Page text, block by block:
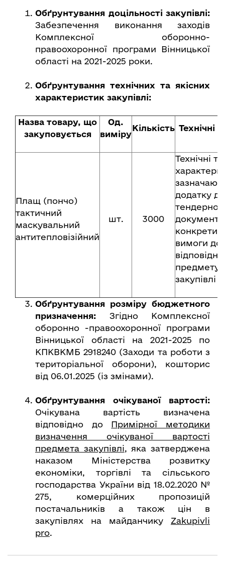
Обґрунтування доцільності закупівлі:
Забезпечення виконання заходів
Комплексної оборонно-
правоохоронної програми Вінницької
області на 2021-2025 роки.
Обґрунтування технічних та якісних
характеристик закупівлі:
Назва товару, що
закуповується
Од.
виміру
Кількість Технічні
Плащ (пончо)
тактичний
маскувальний
антитепловізійний
шт. 3000
Технічні та
додатку до
тендерної
вимоги до
предмету
закупівлі
Обґрунтування розміру бюджетного
призначення: Згідно Комплексної
оборонно -правоохоронної програми
Вінницької області на 2021-2025 по
КПКВКМБ 2918240 (Заходи та роботи з
територіальної оборони), кошторис
від 06.01.2025 (із змінами).
Обґрунтування очікуваної вартості:
Очікувана вартість визначена
відповідно до Примірної методики
визначення очікуваної вартості
предмета закупівлі, яка затверджена
наказом Міністерства розвитку
економіки, торгівлі та сільського
господарства України від 18.02.2020 №
275, комерційних пропозицій
постачальників а також цін в
закупівлях на майданчику Zakupivli
pro.